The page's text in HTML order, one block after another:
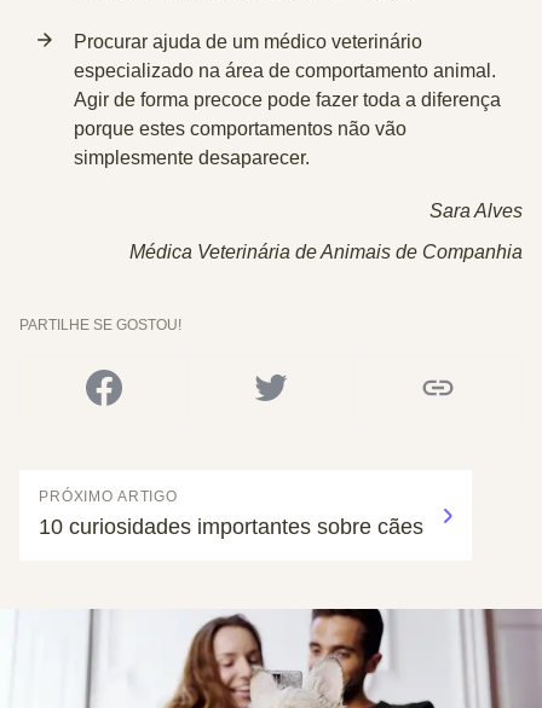
Procurar ajuda de um médico veterinário
especializado na área de comportamento animal.
Agir de forma precoce pode fazer toda a diferença
porque estes comportamentos não vão
simplesmente desaparecer.
Sara Alves
Médica Veterinária de Animais de Companhia
PARTILHE SE GOSTOU!
PRÓXIMO ARTIGO
10 curiosidades importantes sobre cães